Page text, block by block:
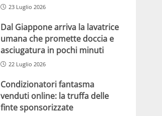
23 Luglio 2026
Dal Giappone arriva la lavatrice
umana che promette doccia e
asciugatura in pochi minuti
22 Luglio 2026
Condizionatori fantasma
venduti online: la truffa delle
finte sponsorizzate